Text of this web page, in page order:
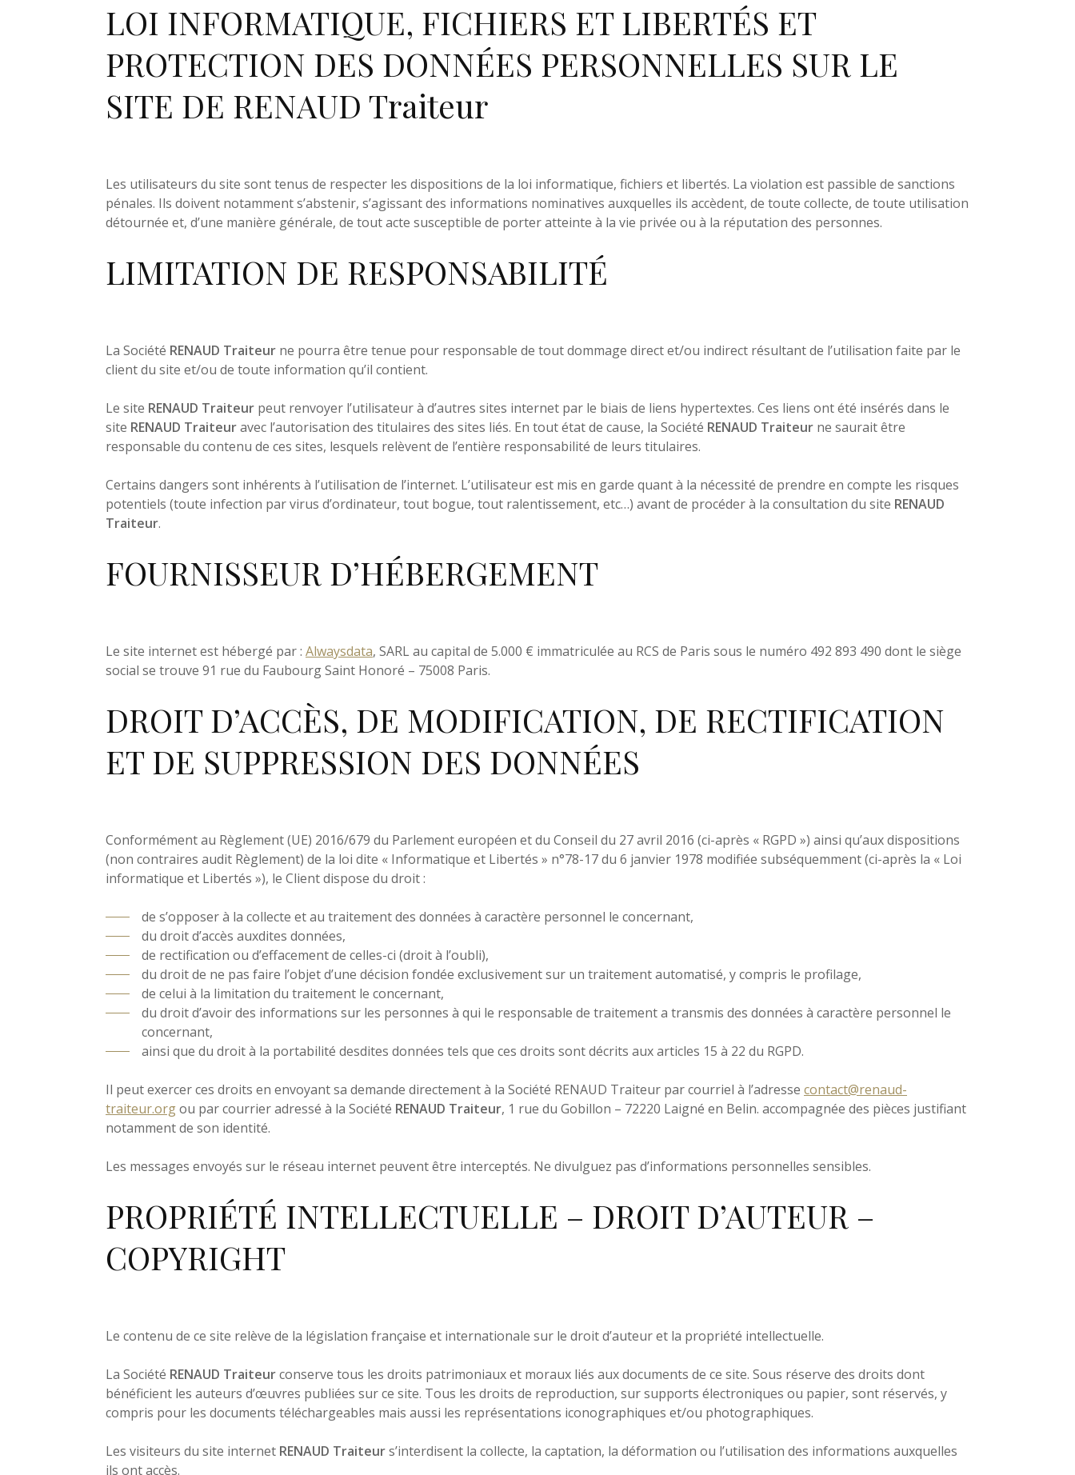
Prestations
Cartes
Témoignages
Portfolio
Actualités
Nos partenaires
Nos clients
Contact
LOI INFORMATIQUE, FICHIERS ET LIBERTÉS ET
PROTECTION DES DONNÉES PERSONNELLES SUR LE
SITE DE RENAUD Traiteur
Les utilisateurs du site sont tenus de respecter les dispositions de la loi informatique, fichiers et libertés. La violation est passible de sanctions
pénales. Ils doivent notamment s’abstenir, s’agissant des informations nominatives auxquelles ils accèdent, de toute collecte, de toute utilisation
détournée et, d’une manière générale, de tout acte susceptible de porter atteinte à la vie privée ou à la réputation des personnes.
LIMITATION DE RESPONSABILITÉ
La Société RENAUD Traiteur ne pourra être tenue pour responsable de tout dommage direct et/ou indirect résultant de l’utilisation faite par le
client du site et/ou de toute information qu’il contient.
Le site RENAUD Traiteur peut renvoyer l’utilisateur à d’autres sites internet par le biais de liens hypertextes. Ces liens ont été insérés dans le
site RENAUD Traiteuravec l’autorisation des titulaires des sites liés. En tout état de cause, la Société RENAUD Traiteur ne saurait être
responsable du contenu de ces sites, lesquels relèvent de l’entière responsabilité de leurs titulaires.
Certains dangers sont inhérents à l’utilisation de l’internet. L’utilisateur est mis en garde quant à la nécessité de prendre en compte les risques
potentiels (toute infection par virus d’ordinateur, tout bogue, tout ralentissement, etc…) avant de procéder à la consultation du site RENAUD
Traiteur.
FOURNISSEUR D’HÉBERGEMENT
Le site internet est hébergé par : Alwaysdata, SARL au capital de 5.000 € immatriculée au RCS de Paris sous le numéro 492 893 490 dont le siège
social se trouve 91 rue du Faubourg Saint Honoré – 75008 Paris.
DROIT D’ACCÈS, DE MODIFICATION, DE RECTIFICATION
ET DE SUPPRESSION DES DONNÉES
Conformément au Règlement (UE) 2016/679 du Parlement européen et du Conseil du 27 avril 2016 (ci-après « RGPD ») ainsi qu’aux dispositions
(non contraires audit Règlement) de la loi dite « Informatique et Libertés » n°78-17 du 6 janvier 1978 modifiée subséquemment (ci-après la « Loi
informatique et Libertés »), le Client dispose du droit :
de s’opposer à la collecte et au traitement des données à caractère personnel le concernant,
du droit d’accès auxdites données,
de rectification ou d’effacement de celles-ci (droit à l’oubli),
du droit de ne pas faire l’objet d’une décision fondée exclusivement sur un traitement automatisé, y compris le profilage,
de celui à la limitation du traitement le concernant,
du droit d’avoir des informations sur les personnes à qui le responsable de traitement a transmis des données à caractère personnel le
concernant,
ainsi que du droit à la portabilité desdites données tels que ces droits sont décrits aux articles 15 à 22 du RGPD.
Il peut exercer ces droits en envoyant sa demande directement à la Société RENAUD Traiteur par courriel à l’adresse contact@renaud-
traiteur.orgou par courrier adressé à la Société RENAUD Traiteur, 1 rue du Gobillon – 72220 Laigné en Belin. accompagnée des pièces justifiant
notamment de son identité.
Les messages envoyés sur le réseau internet peuvent être interceptés. Ne divulguez pas d’informations personnelles sensibles.
PROPRIÉTÉ INTELLECTUELLE – DROIT D’AUTEUR –
COPYRIGHT
Le contenu de ce site relève de la législation française et internationale sur le droit d’auteur et la propriété intellectuelle.
La Société RENAUD Traiteurconserve tous les droits patrimoniaux et moraux liés aux documents de ce site. Sous réserve des droits dont
bénéficient les auteurs d’œuvres publiées sur ce site. Tous les droits de reproduction, sur supports électroniques ou papier, sont réservés, y
compris pour les documents téléchargeables mais aussi les représentations iconographiques et/ou photographiques.
Les visiteurs du site internet RENAUD Traiteurs’interdisent la collecte, la captation, la déformation ou l’utilisation des informations auxquelles
ils ont accès.